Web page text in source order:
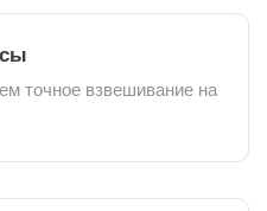
точное взвешивание на